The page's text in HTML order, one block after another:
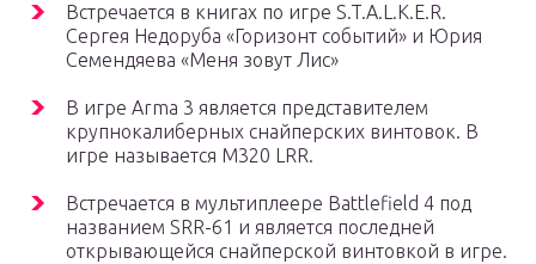
Встречается в книгах по игре S.T.A.L.K.E.R.
Сергея Недоруба «Горизонт событий» и Юрия
Семендяева «Меня зовут Лис»
В игре Arma 3 является представителем
крупнокалиберных снайперских винтовок. В
игре называется M320 LRR.
Встречается в мультиплеере Battlefield 4 под
названием SRR-61 и является последней
открывающейся снайперской винтовкой в игре.